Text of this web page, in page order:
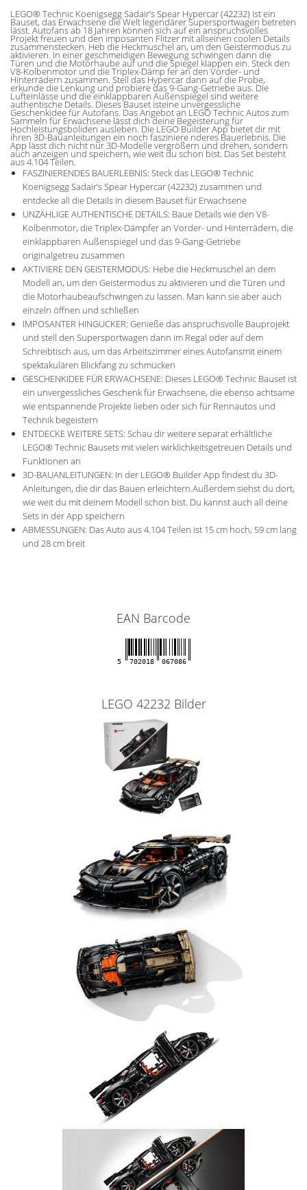
LEGO® Technic Koenigsegg Sadair’s Spear Hypercar (42232) ist ein
Bauset, das Erwachsene die Welt legendärer Supersportwagen betreten
lässt. Autofans ab 18 Jahren können sich auf ein anspruchsvolles
Projekt freuen und den imposanten Flitzer mit allseinen coolen Details
zusammenstecken. Heb die Heckmuschel an, um den Geistermodus zu
aktivieren. In einer geschmeidigen Bewegung schwingen dann die
Türen und die Motorhaube auf und die Spiegel klappen ein. Steck den
V8-Kolbenmotor und die Triplex-Dämp fer an den Vorder- und
Hinterrädern zusammen. Stell das Hypercar dann auf die Probe,
erkunde die Lenkung und probiere das 9-Gang-Getriebe aus. Die
Lufteinlässe und die einklappbaren Außenspiegel sind weitere
authentische Details. Dieses Bauset isteine unvergessliche
Geschenkidee für Autofans. Das Angebot an LEGO Technic Autos zum
Sammeln für Erwachsene lässt dich deine Begeisterung für
Hochleistungsboliden ausleben. Die LEGO Builder App bietet dir mit
ihren 3D-Bauanleitungen ein noch fasziniere nderes Bauerlebnis. Die
App lässt dich nicht nur 3D-Modelle vergrößern und drehen, sondern
auch anzeigen und speichern, wie weit du schon bist. Das Set besteht
aus 4.104 Teilen.
FASZINIERENDES BAUERLEBNIS: Steck das LEGO® Technic
Koenigsegg Sadair’s Spear Hypercar (42232) zusammen und
entdecke all die Details in diesem Bauset für Erwachsene
UNZÄHLIGE AUTHENTISCHE DETAILS: Baue Details wie den V8-
Kolbenmotor, die Triplex-Dämpfer an Vorder- und Hinterrädern, die
einklappbaren Außenspiegel und das 9-Gang-Getriebe
originalgetreu zusammen
AKTIVIERE DEN GEISTERMODUS: Hebe die Heckmuschel an dem
Modell an, um den Geistermodus zu aktivieren und die Türen und
die Motorhaubeaufschwingen zu lassen. Man kann sie aber auch
einzeln öffnen und schließen
IMPOSANTER HINGUCKER: Genieße das anspruchsvolle Bauprojekt
und stell den Supersportwagen dann im Regal oder auf dem
Schreibtisch aus, um das Arbeitszimmer eines Autofansmit einem
spektakulären Blickfang zu schmücken
GESCHENKIDEE FÜR ERWACHSENE: Dieses LEGO® Technic Bauset ist
ein unvergessliches Geschenk für Erwachsene, die ebenso achtsame
wie entspannende Projekte lieben oder sich für Rennautos und
Technik begeistern
ENTDECKE WEITERE SETS: Schau dir weitere separat erhältliche
LEGO® Technic Bausets mit vielen wirklichkeitsgetreuen Details und
Funktionen an
3D-BAUANLEITUNGEN: In der LEGO® Builder App findest du 3D-
Anleitungen, die dir das Bauen erleichtern.Außerdem siehst du dort,
wie weit du mit deinem Modell schon bist. Du kannst auch all deine
Sets in der App speichern
ABMESSUNGEN: Das Auto aus 4.104 Teilen ist 15 cm hoch, 59 cm lang
und 28 cm breit
EAN Barcode
5 702018 067086
LEGO 42232 Bilder